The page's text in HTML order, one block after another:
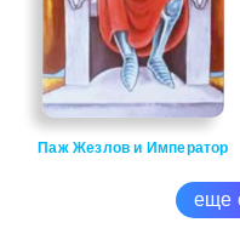
Паж Жезлов и Император
еще